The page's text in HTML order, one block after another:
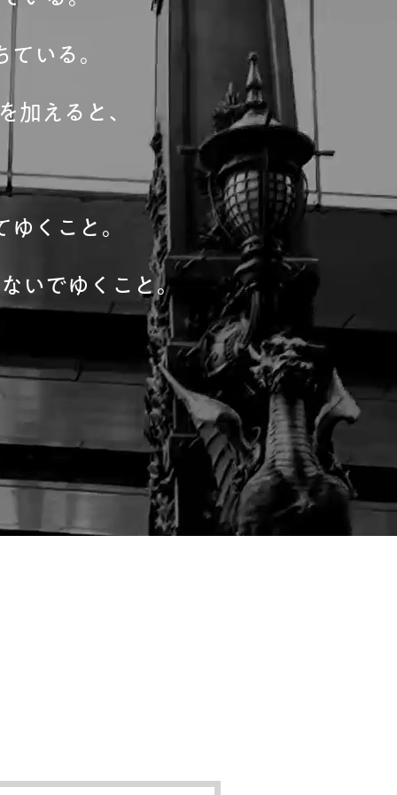
いる。
加えると、
くこと。
いでゆくこと。